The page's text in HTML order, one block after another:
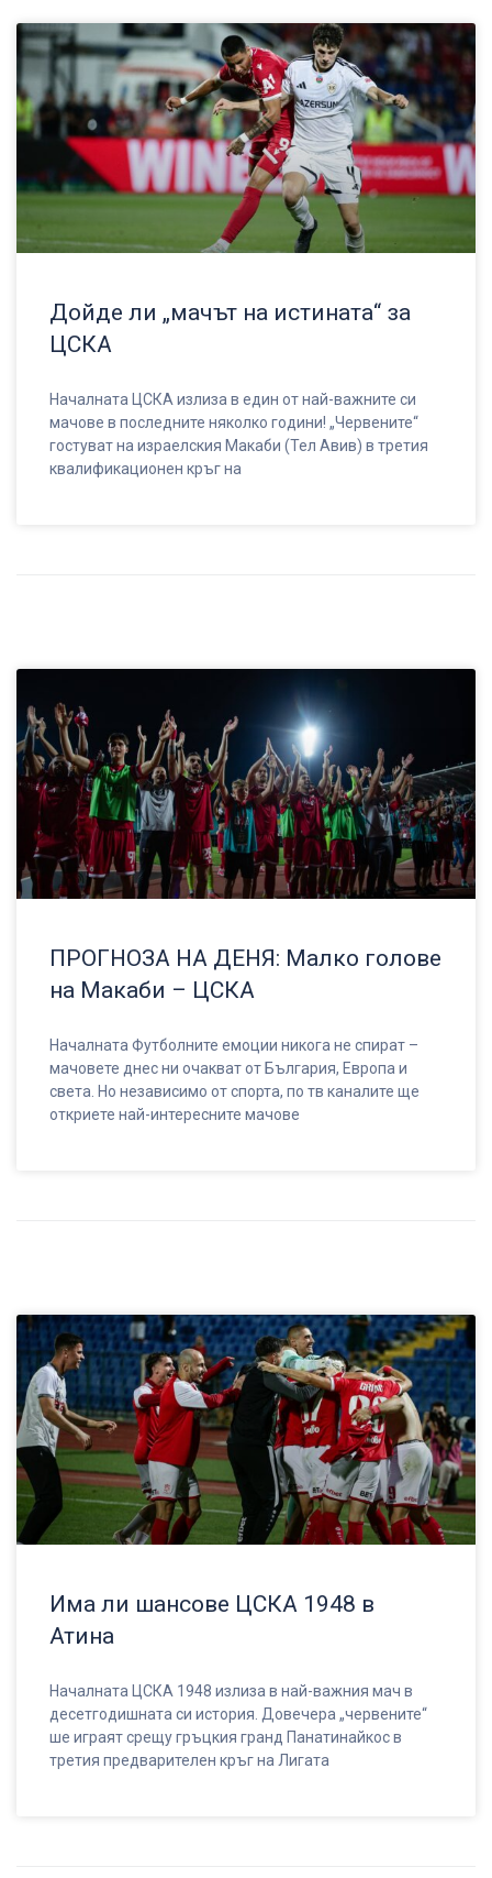
Дойде ли „мачът на истината“ за
ЦСКА
Началната ЦСКА излиза в един от най-важните си
мачове в последните няколко години! „Червените“
гостуват на израелския Макаби (Тел Авив) в третия
квалификационен кръг на
ПРОГНОЗА НА ДЕНЯ: Малко голове
на Макаби – ЦСКА
Началната Футболните емоции никога не спират –
мачовете днес ни очакват от България, Европа и
света. Но независимо от спорта, по тв каналите ще
откриете най-интересните мачове
Има ли шансове ЦСКА 1948 в
Атина
Началната ЦСКА 1948 излиза в най-важния мач в
десетгодишната си история. Довечера „червените“
ше играят срещу гръцкия гранд Панатинайкос в
третия предварителен кръг на Лигата